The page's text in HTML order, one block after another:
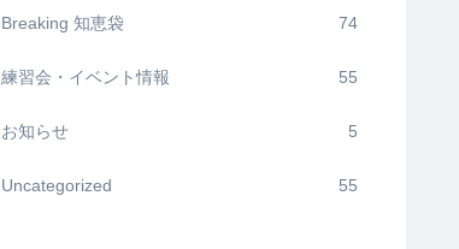
Breaking 知恵袋 74
練習会・イベント情報 55
お知らせ 5
Uncategorized 55